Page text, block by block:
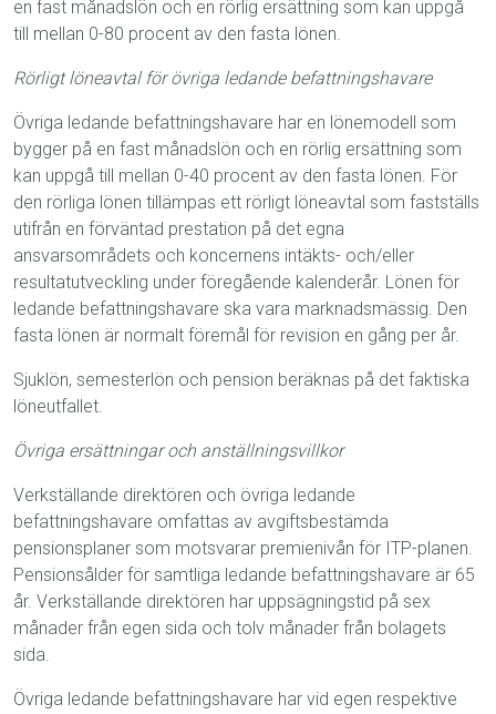
en fast månadslön och en rörlig ersättning som kan uppgå
till mellan 0-80 procent av den fasta lönen.
Rörligt löneavtal för övriga ledande befattningshavare
Övriga ledande befattningshavare har en lönemodell som
bygger på en fast månadslön och en rörlig ersättning som
kan uppgå till mellan 0-40 procent av den fasta lönen. För
den rörliga lönen tillämpas ett rörligt löneavtal som fastställs
utifrån en förväntad prestation på det egna
ansvarsområdets och koncernens intäkts- och/eller
resultatutveckling under föregående kalenderår. Lönen för
ledande befattningshavare ska vara marknadsmässig. Den
fasta lönen är normalt föremål för revision en gång per år.
Sjuklön, semesterlön och pension beräknas på det faktiska
löneutfallet.
Övriga ersättningar och anställningsvillkor
Verkställande direktören och övriga ledande
befattningshavare omfattas av avgiftsbestämda
pensionsplaner som motsvarar premienivån för ITP-planen.
Pensionsålder för samtliga ledande befattningshavare är 65
år. Verkställande direktören har uppsägningstid på sex
månader från egen sida och tolv månader från bolagets
sida.
Övriga ledande befattningshavare har vid egen respektive